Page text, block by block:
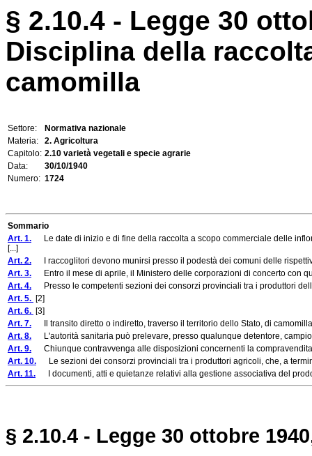
§ 2.10.4 - Legge 30
Disciplina della
camomilla
Settore:
Normativa nazionale
Materia:
2. Agricoltura
Capitolo: 2.10 varietà vegetali e specie agrarie
Data:
30/10/1940
Numero: 1724
Sommario
Art. 1. Le date di inizio e di fine della raccolta a scopo commerciale delle
[...]
Art. 2. I raccoglitori devono munirsi presso il podestà dei comuni delle
Art. 3. Entro il mese di aprile, il Ministero delle corporazioni di concerto con
Art. 4. Presso le competenti sezioni dei consorzi provinciali tra i produttori
Art. 5. [2]
Art. 6. [3]
Art. 7. Il transito diretto o indiretto, traverso il territorio dello Stato, di
Art. 8. L'autorità sanitaria può prelevare, presso qualunque detentore,
Art. 9. Chiunque contravvenga alle disposizioni concernenti la
Art. 10. Le sezioni dei consorzi provinciali tra i produttori agricoli, che, a
Art. 11. I documenti, atti e quietanze relativi alla gestione associativa del
§ 2.10.4 - Legge 30 ottobre